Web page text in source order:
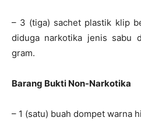
– 3 (tiga) sachet plastik klip
diduga narkotika jenis sabu
gram.
Barang Bukti Non-Narkotika
– 1 (satu) buah dompet warna